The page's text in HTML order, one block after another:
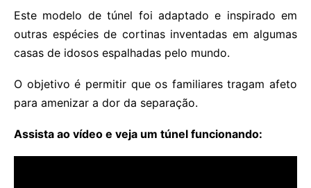
Este modelo de túnel foi adaptado e inspirado em
outras espécies de cortinas inventadas em algumas
casas de idosos espalhadas pelo mundo.
O objetivo é permitir que os familiares tragam afeto
para amenizar a dor da separação.
Assista ao vídeo e veja um túnel funcionando: